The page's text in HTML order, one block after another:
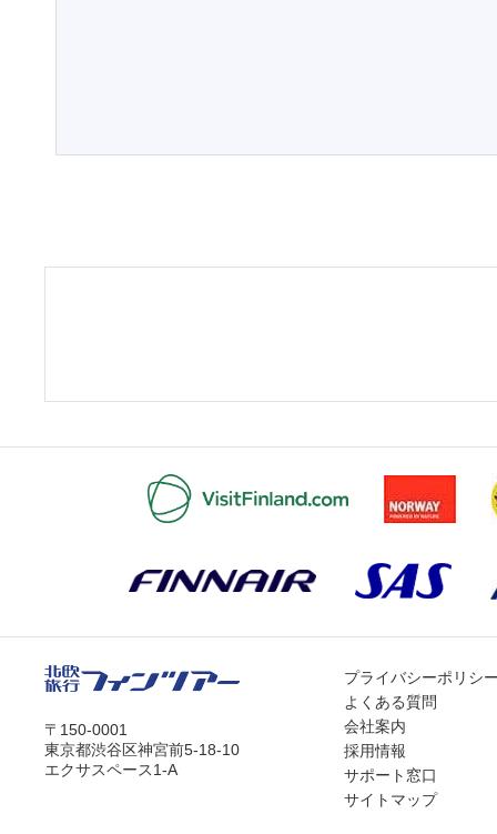
〒150-0001
東京都渋谷区神宮前5-18-10
エクサスペース1-A
プライバシーポリシ
よくある質問
会社案内
採用情報
サポート窓口
サイトマップ